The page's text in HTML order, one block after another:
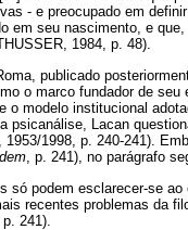
- e preocupado em
em seu nascimento, e
1984, p. 48).
publicado
o marco fundador de
modelo institucional
psicanálise, Lacan
1998, p. 240-241).
, p. 241), no parágrafo
só podem esclarecer-se
recentes problemas da
241).